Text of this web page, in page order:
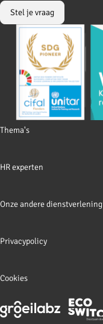
FacebookLinkedIn
Footer
Thema's
HR experten
Onze andere dienstverlening
Privacypolicy
Cookies
Stel je vraag